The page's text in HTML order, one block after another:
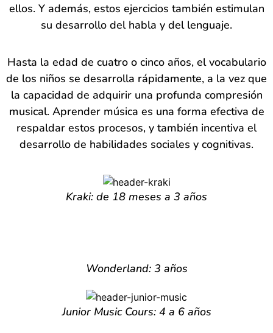
ellos. Y además, estos ejercicios también estimulan
su desarrollo del habla y del lenguaje.
Hasta la edad de cuatro o cinco años, el vocabulario
de los niños se desarrolla rápidamente, a la vez que
la capacidad de adquirir una profunda compresión
musical. Aprender música es una forma efectiva de
respaldar estos procesos, y también incentiva el
desarrollo de habilidades sociales y cognitivas.
Kraki: de 18 meses a 3 años
Wonderland: 3 años
Junior Music Cours: 4 a 6 años